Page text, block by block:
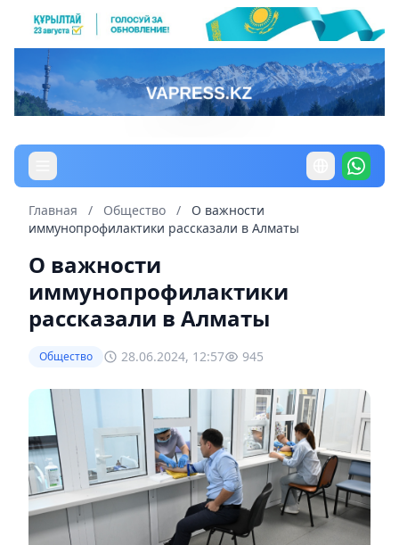
Главная / Общество /
О важности
иммунопрофилактики рассказали в Алматы
О важности
иммунопрофилактики
рассказали в Алматы
Общество 28.06.2024, 12:57 945